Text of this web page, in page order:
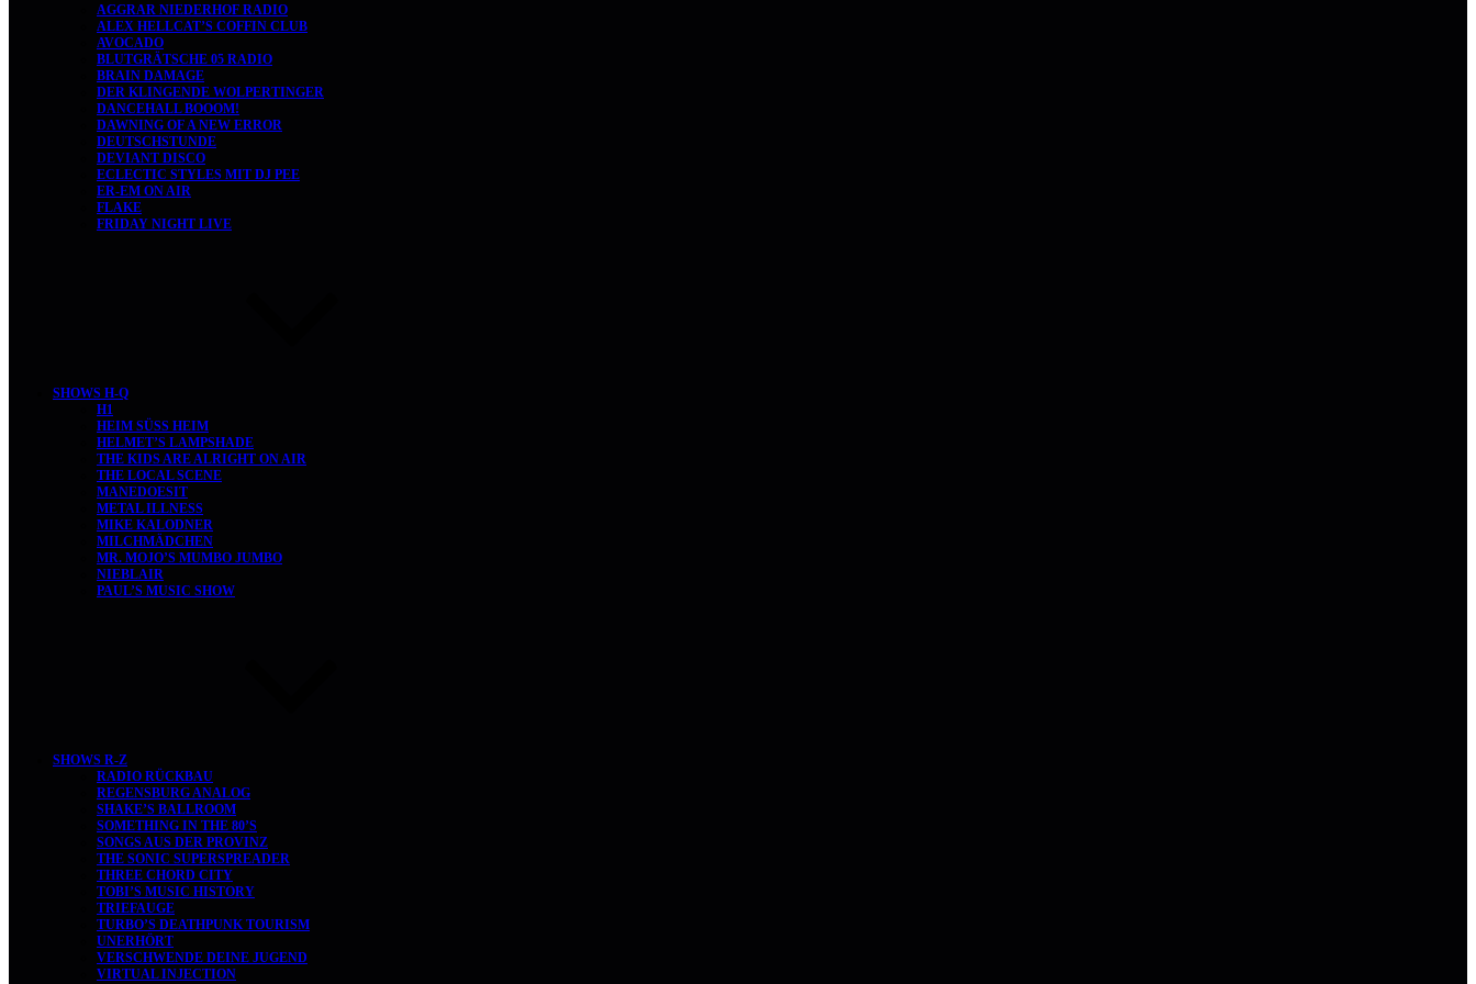
AGGRAR NIEDERHOF RADIO
ALEX HELLCAT’S COFFIN CLUB
AVOCADO
BLUTGRÄTSCHE 05 RADIO
BRAIN DAMAGE
DER KLINGENDE WOLPERTINGER
DANCEHALL BOOOM!
DAWNING OF A NEW ERROR
DEUTSCHSTUNDE
DEVIANT DISCO
ECLECTIC STYLES MIT DJ PEE
ER-EM ON AIR
FLAKE
FRIDAY NIGHT LIVE
SHOWS H-Q
H1
HEIM SÜSS HEIM
HELMET’S LAMPSHADE
THE KIDS ARE ALRIGHT ON AIR
THE LOCAL SCENE
MANEDOESIT
METAL ILLNESS
MIKE KALODNER
MILCHMÄDCHEN
MR. MOJO’S MUMBO JUMBO
NIEBLAIR
PAUL’S MUSIC SHOW
SHOWS R-Z
RADIO RÜCKBAU
REGENSBURG ANALOG
SHAKE’S BALLROOM
SOMETHING IN THE 80’S
SONGS AUS DER PROVINZ
THE SONIC SUPERSPREADER
THREE CHORD CITY
TOBI’S MUSIC HISTORY
TRIEFAUGE
TURBO’S DEATHPUNK TOURISM
UNERHÖRT
VERSCHWENDE DEINE JUGEND
VIRTUAL INJECTION